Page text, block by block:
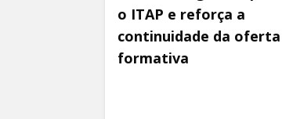
o ITAP e reforça a
continuidade da oferta
formativa